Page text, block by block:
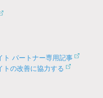
ト パートナー専用記事
トの改善に協力する